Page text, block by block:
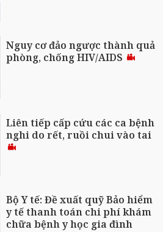
Nguy cơ đảo ngược thành quả
phòng, chống HIV/AIDS
Liên tiếp cấp cứu các ca bệnh
nghi do rết, ruồi chui vào tai
Bộ Y tế: Đề xuất quỹ Bảo hiểm
y tế thanh toán chi phí khám
chữa bệnh y học gia đình